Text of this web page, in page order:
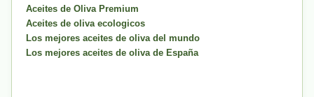
Aceites de Oliva Premium
Aceites de oliva ecologicos
Los mejores aceites de oliva del mundo
Los mejores aceites de oliva de España